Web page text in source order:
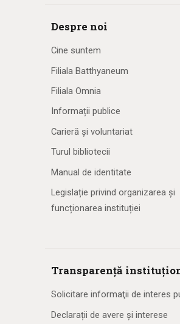
Despre noi
Cine suntem
Filiala Batthyaneum
Filiala Omnia
Informații publice
Carieră și voluntariat
Turul bibliotecii
Manual de identitate
Legislație privind organizarea și
funcționarea instituției
Transparență
Solicitare informaţii de interes
Declarații de avere și interese